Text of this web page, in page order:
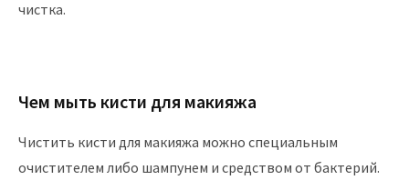
чистка.
Чем мыть кисти для макияжа
Чистить кисти для макияжа можно специальным
очистителем либо шампунем и средством от бактерий.